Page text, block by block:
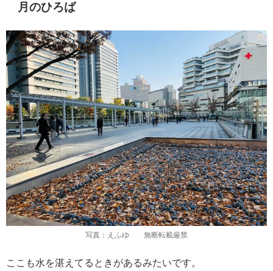
月のひろば
写真：えふゆ 無断転載厳禁
ここも水を湛えてるときがあるみたいです。